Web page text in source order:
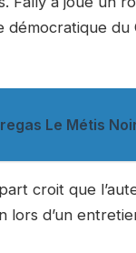
démocratique
Le Métis
croit que
lors d’un